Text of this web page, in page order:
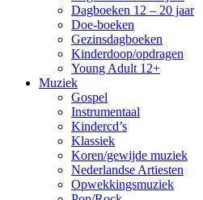
Dagboeken 12 – 20 jaar
Doe-boeken
Gezinsdagboeken
Kinderdoop/opdragen
Young Adult 12+
Muziek
Gospel
Instrumentaal
Kindercd’s
Klassiek
Koren/gewijde muziek
Nederlandse Artiesten
Opwekkingsmuziek